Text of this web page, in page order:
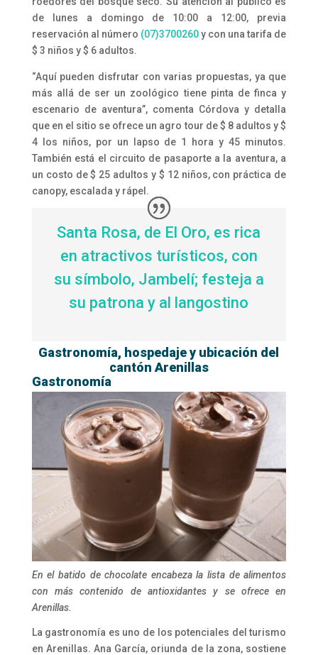
de lunes a domingo de 10:00 a 12:00, previa
reservación al número (07)3700260y con una tarifa de
$ 3 niños y $ 6 adultos.
“Aquí pueden disfrutar con varias propuestas, ya que
más allá de ser un zoológico tiene pinta de finca y
escenario de aventura”, comenta Córdova y detalla
que en el sitio se ofrece un agro tour de $ 8 adultos y $
4 los niños, por un lapso de 1 hora y 45 minutos.
También está el circuito de pasaporte a la aventura, a
un costo de $ 25 adultos y $ 12 niños, con práctica de
canopy, escalada y rápel.
Santa Rosa, de El Oro, es rica
en atractivos turísticos, con
su símbolo, Jambelí; festeja a
su patrona y al langostino
Gastronomía, hospedaje y ubicación del
cantón Arenillas
Gastronomía
En el batido de chocolate encabeza la lista de alimentos
con más contenido de antioxidantes y se ofrece en
Arenillas.
La gastronomía es uno de los potenciales del turismo
en Arenillas. Ana García, oriunda de la zona, sostiene